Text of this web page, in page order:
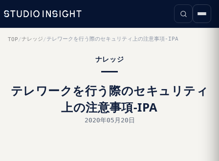
TOP /ナレッジ /テレワークを行う際のセキュリティ上の注意事項-IPA
ナレッジ
テレワークを行う際のセキュリティ
上の注意事項-IPA
2020年05月20日